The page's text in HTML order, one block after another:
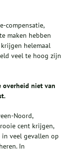
compensatie,
maken hebben
helemaal
veel te hoog zijn
overheid niet van
Noord,
cent krijgen,
veel gevallen op
In